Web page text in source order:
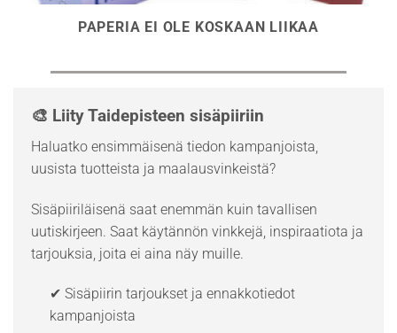
PAPERIA EI OLE KOSKAAN LIIKAA
🎨 Liity Taidepisteen sisäpiiriin
Haluatko ensimmäisenä tiedon kampanjoista,
uusista tuotteista ja maalausvinkeistä?
Sisäpiiriläisenä saat enemmän kuin tavallisen
uutiskirjeen. Saat käytännön vinkkejä, inspiraatiota ja
tarjouksia, joita ei aina näy muille.
✔ Sisäpiirin tarjoukset ja ennakkotiedot
kampanjoista